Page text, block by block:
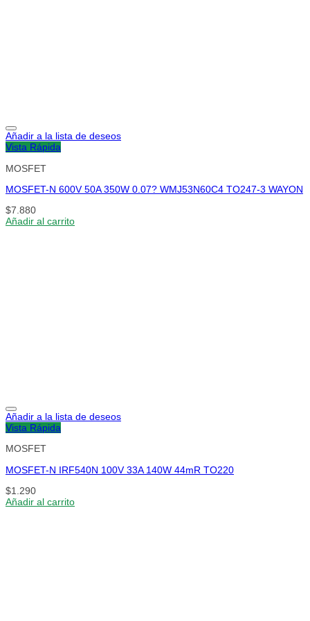
Añadir a la lista de deseos
Vista Rápida
MOSFET
MOSFET-N 600V 50A 350W 0.07? WMJ53N60C4 TO247-3 WAYON
$7.880
Añadir al carrito
Añadir a la lista de deseos
Vista Rápida
MOSFET
MOSFET-N IRF540N 100V 33A 140W 44mR TO220
$1.290
Añadir al carrito